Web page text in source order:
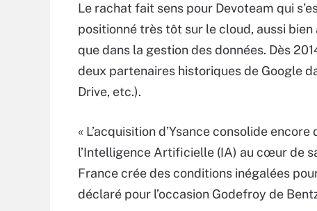
Le rachat fait sens pour Devoteam qui
positionné très tôt sur le cloud, aussi
que dans la gestion des données. Dès
deux partenaires historiques de Google
Drive, etc.).
« L’acquisition d’Ysance consolide
l’Intelligence Artificielle (IA) au cœur de
France crée des conditions inégalées
déclaré pour l’occasion Godefroy de